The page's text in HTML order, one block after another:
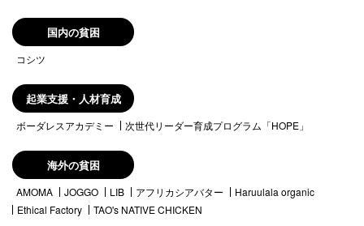
国内の貧困
コシツ
起業支援・人材育成
ボーダレスアカデミー 次世代リーダー育成プログラム「HOPE」
海外の貧困
AMOMA JOGGO LIB アフリカシアバター
Haruulala organic
Ethical Factory
TAO's NATIVE CHICKEN